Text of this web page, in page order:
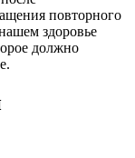
повторного
здоровье
должно